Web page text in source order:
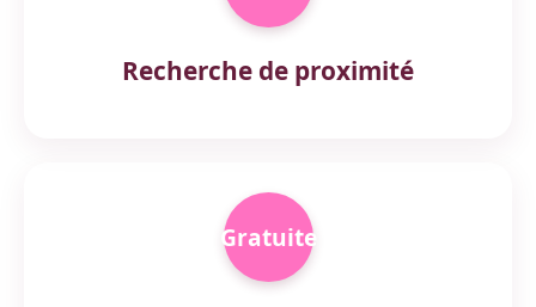
Recherche de proximité
Gratuite